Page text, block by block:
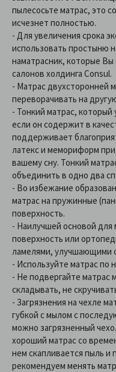
пылесосьте матрас, это
исчезнет полностью.
- Для увеличения срока
использовать простыню
наматрасник, которые
салонов холдинга Consul.
- Матрас двухсторонней
переворачивать на
- Тонкий матрас,
если он содержит в
поддерживает
латекс и мемориформ
вашему сну. Тонкий
объединить в одно два
- Во избежание
матрас на пружинные
поверхность.
- Наилучшей основой для
поверхность или
ламелями, улучшающими
- Используйте матрас по
- Не подвергайте матрас
складывать, не
- Загрязнения на чехле
губкой с мылом с
можно загрязненный
хороший матрас со
нем скапливается пыль
рекомендуем менять